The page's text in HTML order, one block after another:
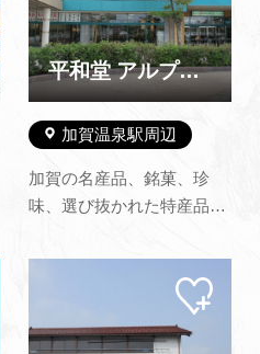
家、飲食物持ち込み禁止 ※
水上スキーやジェットスキ
ーなどのマリンスポーツ
は…
平和堂 アルプラザ加賀 加賀百撰街
加賀温泉駅周辺
加賀の名産品、銘菓、珍
味、選び抜かれた特産品を
す。 売り場内には、焼物・
絵付の体験コーナーも設け
ており、お子様からご年配
の方にも楽しんで頂けま
マイ
ペー
ジに
追加